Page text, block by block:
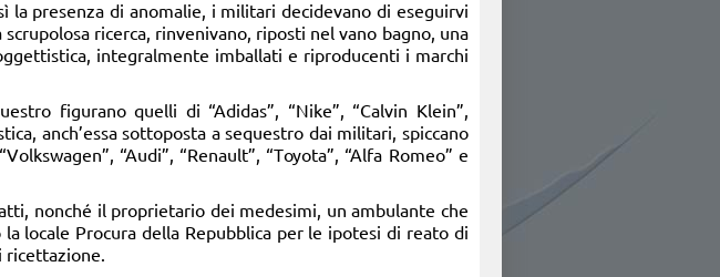
presenza di anomalie, i militari decidevano di eseguirvi
ricerca, rinvenivano, riposti nel vano bagno, una
integralmente imballati e riproducenti i marchi
figurano quelli di “Adidas”, “Nike”, “Calvin Klein”,
anch’essa sottoposta a sequestro dai militari, spiccano
“Audi”, “Renault”, “Toyota”, “Alfa Romeo” e
nonché il proprietario dei medesimi, un ambulante che
locale Procura della Repubblica per le ipotesi di reato di
ricettazione.